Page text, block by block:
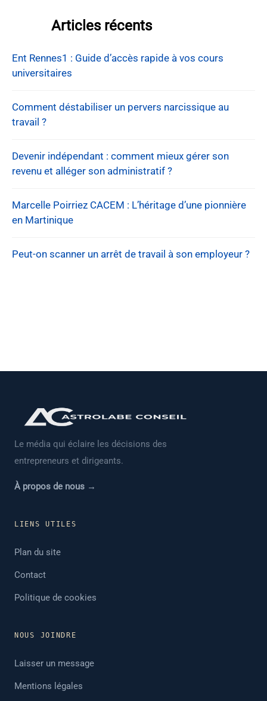
Articles récents
Ent Rennes1 : Guide d’accès rapide à vos cours
universitaires
Comment déstabiliser un pervers narcissique au
travail ?
Devenir indépendant : comment mieux gérer son
revenu et alléger son administratif ?
Marcelle Poirriez CACEM : L’héritage d’une pionnière
en Martinique
Peut-on scanner un arrêt de travail à son employeur ?
Le média qui éclaire les décisions des
entrepreneurs et dirigeants.
À propos de nous →
LIENS UTILES
Plan du site
Contact
Politique de cookies
NOUS JOINDRE
Laisser un message
Mentions légales